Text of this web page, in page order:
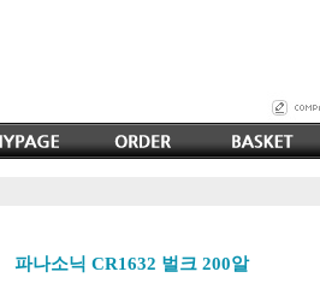
파나소닉 CR1632 벌크 200알